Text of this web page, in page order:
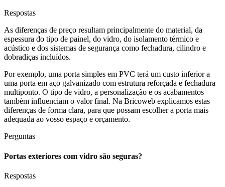
Respostas
As diferenças de preço resultam principalmente do material, da
espessura do tipo de painel, do vidro, do isolamento térmico e
acústico e dos sistemas de segurança como fechadura, cilindro e
dobradiças incluídos.
Por exemplo, uma porta simples em PVC terá um custo inferior a
uma porta em aço galvanizado com estrutura reforçada e fechadura
multiponto. O tipo de vidro, a personalização e os acabamentos
também influenciam o valor final. Na Bricoweb explicamos estas
diferenças de forma clara, para que possam escolher a porta mais
adequada ao vosso espaço e orçamento.
Perguntas
Portas exteriores com vidro são seguras?
Respostas